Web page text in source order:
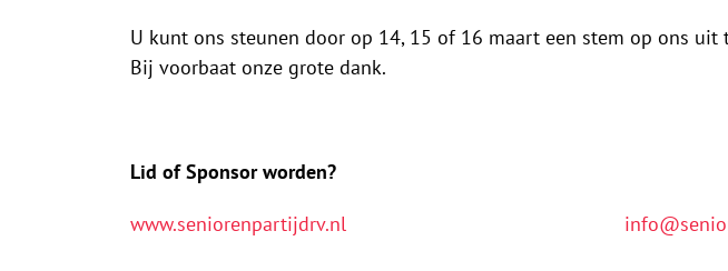
U kunt ons steunen door op 14, 15 of 16 maart een stem op ons
Bij voorbaat onze grote dank.
Lid of Sponsor worden?
www.seniorenpartijdrv.nl